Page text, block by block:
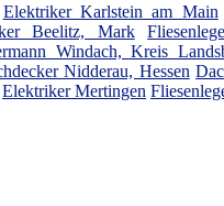
Elektriker Karlstein am Main
Beelitz, Mark
Windach, Kreis
Nidderau, Hessen
Elektriker Mertingen